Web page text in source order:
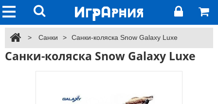
> Санки > Санки-коляска Snow Galaxy Luxe
Санки-коляска Snow Galaxy Luxe